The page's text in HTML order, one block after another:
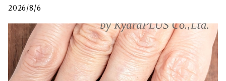
2026/8/6